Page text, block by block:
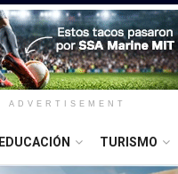
ADVERTISEMENT
EDUCACIÓN TURISMO